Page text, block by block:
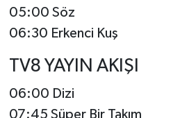
05:00 Söz
06:30 Erkenci Kuş
TV8 YAYIN AKIŞI
06:00 Dizi
07:45 Süper Bir Takım